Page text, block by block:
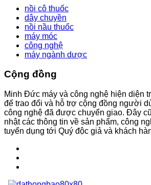
nồi cô thuốc
dây chuyền
nồi nầu thuốc
máy móc
công nghệ
máy ngành dược
Cộng đồng
Minh Đức máy và công nghệ hiện diện
để trao đổi và hỗ trợ cộng đồng người
công nghệ đã được chuyển giao. Đây
nhật các thông tin về sản phẩm, công
tuyển dụng tới Quý độc giả và khách